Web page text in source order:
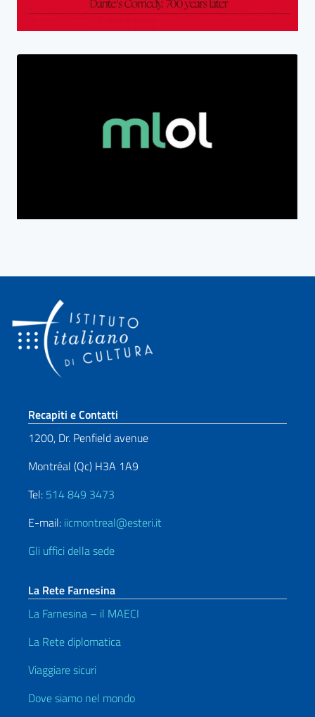
Sezione footer
Recapiti e Contatti
1200, Dr. Penfield avenue
Montréal (Qc) H3A 1A9
Tel: 514 849 3473
E-mail: iicmontreal@esteri.it
Gli uffici della sede
La Rete Farnesina
La Farnesina – il MAECI
La Rete diplomatica
Viaggiare sicuri
Dove siamo nel mondo